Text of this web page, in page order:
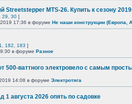
Streetstepper MTS-26. Купить к сезону
29 30 ]
17:36 в форуме Не наши конструкции (Европа,
182 183 ]
в форуме Разное
500-ваттного электровело с самым
14:08 в форуме Электротяга
1 августа 2026 опять по садовке